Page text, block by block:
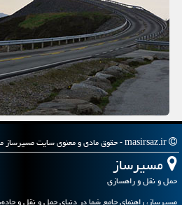
مسیرساز
حمل و نقل و راهسازی